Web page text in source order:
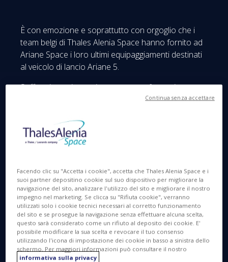
È con emozione e soprattutto con orgoglio che i
team belgi di Thales Alenia Space hanno fornito ad
Ariane Space i loro ultimi equipaggiamenti destinati
al veicolo di lancio Ariane 5.
Soffermiamoci un attimo su questa fantastica
avventura a cui partecipiamo da oltre 20 anni. Nel
indiscusso punto di riferimento per il mercato dei
satelliti geostazionari.
Facendo clic su "Accetta i cookie", accetta che Thales Alenia Space e i
suoi partner depositino cookie sul suo dispositivo per migliorare la
navigazione del sito, analizzare l'utilizzo del sito e migliorare il nostro
impegno nel marketing. Se clicca su "Rifiuta cookie", verranno
utilizzati solo i cookie tecnici necessari al corretto funzionamento
del sito e se prosegue la navigazione senza effettuare alcuna scelta,
questo sarà considerato come un rifiuto al deposito dei cookie. E'
possibile modificare la sua scelta e revocare il tuo consenso
utilizzando l'icona di impostazione dei cookie in basso a sinistra dello
schermo. Per maggiori informazioni può consultare il nostro
informativa sulla privacy
Continua senza accettare